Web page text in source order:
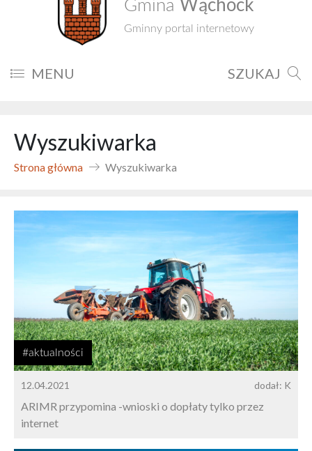
Gmina
Gminny portal internetowy
MENU SZUKAJ
Wyszukiwarka
Strona główna Wyszukiwarka
#aktualności
12.04.2021 dodał: K
ARIMR przypomina -wnioski o dopłaty tylko przez
internet